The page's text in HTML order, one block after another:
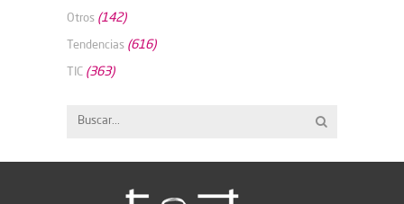
Otros (142)
Tendencias (616)
TIC (363)